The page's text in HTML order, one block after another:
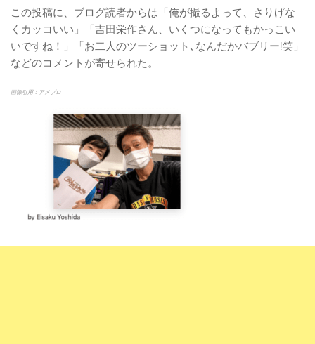
この投稿に、ブログ読者からは「俺が撮るよって、さりげな
くカッコいい」「吉田栄作さん、いくつになってもかっこい
いですね！」「お二人のツーショット､なんだかバブリー!笑」
などのコメントが寄せられた。
画像引用：アメブロ